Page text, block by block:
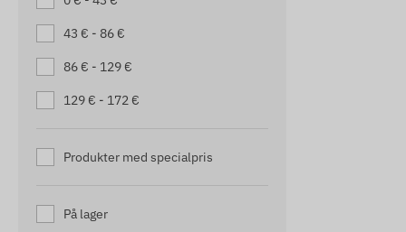
LASTBILER
TASKE TRACKERS
TRÆKVOGN TRACKERE
43 € - 86 €
86 € - 129 €
129 € - 172 €
Produkter med specialpris
På lager